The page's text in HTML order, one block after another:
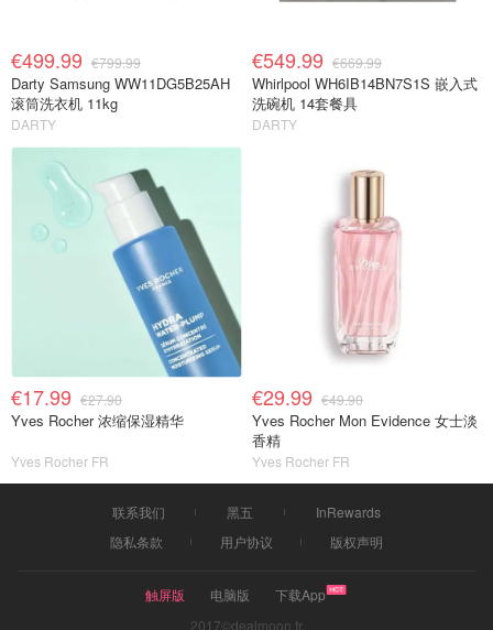
€499.99 €799.99
Darty Samsung WW11DG5B25AH
滚筒洗衣机 11kg
DARTY
€549.99 €669.99
Whirlpool WH6IB14BN7S1S 嵌入式
洗碗机 14套餐具
DARTY
€17.99 €27.90
Yves Rocher 浓缩保湿精华
Yves Rocher FR
€29.99 €49.90
Yves Rocher Mon Evidence 女士淡
香精
Yves Rocher FR
联系我们 黑五
InRewards
隐私条款
用户协议 版权声明
触屏版 电脑版
下载App
2017©dealmoon.fr